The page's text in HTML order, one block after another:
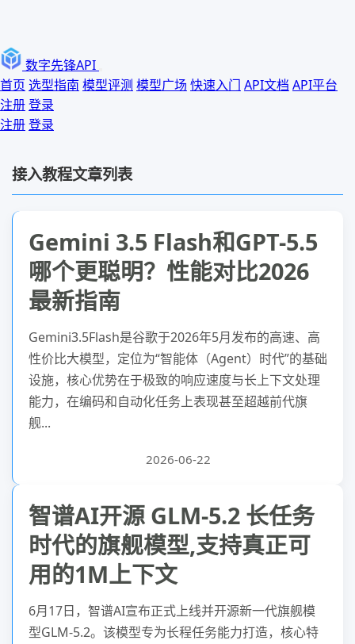
数字先锋API
首页 选型指南 模型评测 模型广场 快速入门 API文档 API平台
注册登录
注册登录
接入教程文章列表
Gemini 3.5 Flash和GPT-5.5
哪个更聪明？性能对比2026
最新指南
Gemini3.5Flash是谷歌于2026年5月发布的高速、高
性价比大模型，定位为“智能体（Agent）时代”的基础
设施，核心优势在于极致的响应速度与长上下文处理
能力，在编码和自动化任务上表现甚至超越前代旗
舰...
2026-06-22
智谱AI开源 GLM-5.2 长任务
时代的旗舰模型,支持真正可
用的1M上下文
6月17日，智谱AI宣布正式上线并开源新一代旗舰模
型GLM-5.2。该模型专为长程任务能力打造，核心特